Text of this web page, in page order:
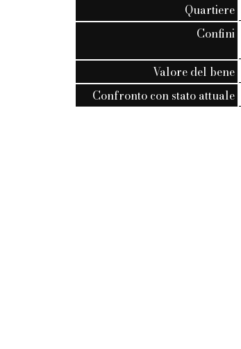
Quartiere
Confini
Valore del bene
Confronto con stato attuale